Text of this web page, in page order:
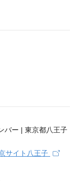
サイト八王子